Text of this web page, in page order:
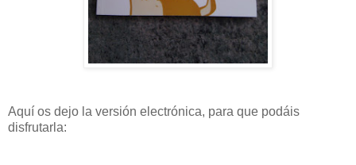
Aquí os dejo la versión electrónica, para que podáis
disfrutarla: